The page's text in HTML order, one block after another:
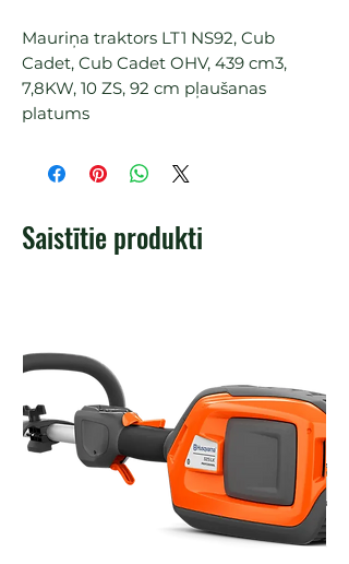
Mauriņa traktors LT1 NS92, Cub
Cadet, Cub Cadet OHV, 439 cm3,
7,8KW, 10 ZS, 92 cm pļaušanas
platums
Saistītie produkti